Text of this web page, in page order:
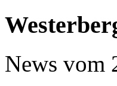
News vom